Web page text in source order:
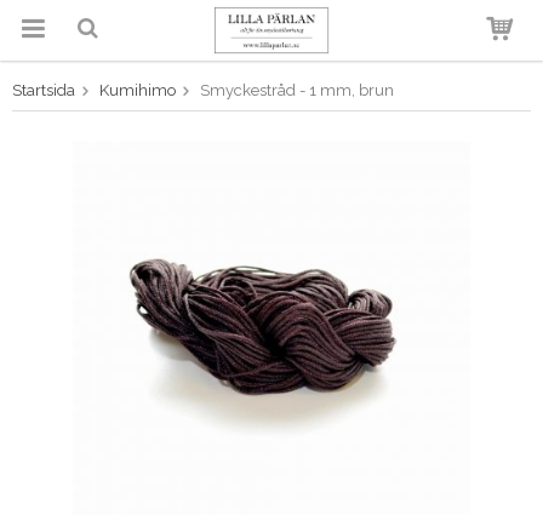
Produkten har blivit tillagd i
varukorgen
Startsida Kumihimo Smyckestråd - 1 mm, brun